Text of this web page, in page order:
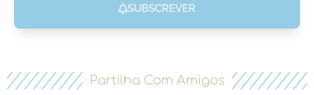
SUBSCREVER
Partilha Com Amigos